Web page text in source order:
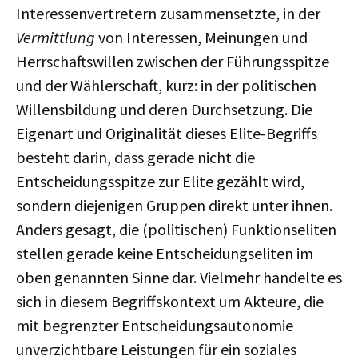
Interessenvertretern zusammensetzte, in der
Vermittlung von Interessen, Meinungen und
Herrschaftswillen zwischen der Führungsspitze
und der Wählerschaft, kurz: in der politischen
Willensbildung und deren Durchsetzung. Die
Eigenart und Originalität dieses Elite-Begriffs
besteht darin, dass gerade nicht die
Entscheidungsspitze zur Elite gezählt wird,
sondern diejenigen Gruppen direkt unter ihnen.
Anders gesagt, die (politischen) Funktionseliten
stellen gerade keine Entscheidungseliten im
oben genannten Sinne dar. Vielmehr handelte es
sich in diesem Begriffskontext um Akteure, die
mit begrenzter Entscheidungsautonomie
unverzichtbare Leistungen für ein soziales